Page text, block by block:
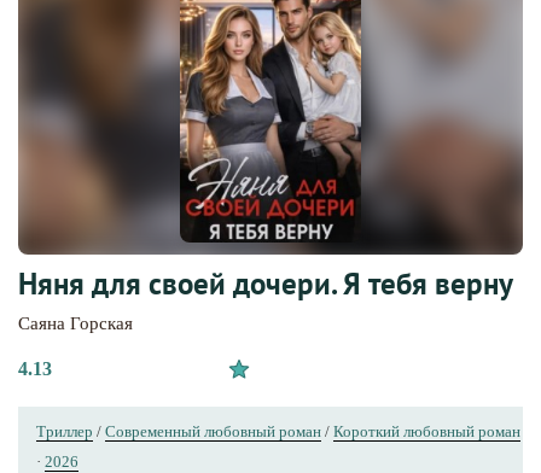
Няня для своей дочери. Я тебя верну
Саяна Горская
4.13
Триллер / Современный любовный роман / Короткий любовный роман
· 2026